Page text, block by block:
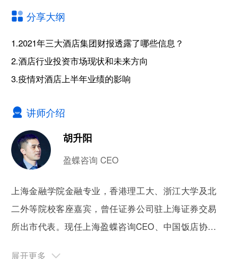
分享大纲
1.2021年三大酒店集团财报透露了哪些信息？
2.酒店行业投资市场现状和未来方向
3.疫情对酒店上半年业绩的影响
讲师介绍
胡升阳
盈蝶咨询 CEO
上海金融学院金融专业，香港理工大、浙江大学及北
二外等院校客座嘉宾，曾任证券公司驻上海证券交易
所出市代表。现任上海盈蝶咨询CEO、中国饭店协会